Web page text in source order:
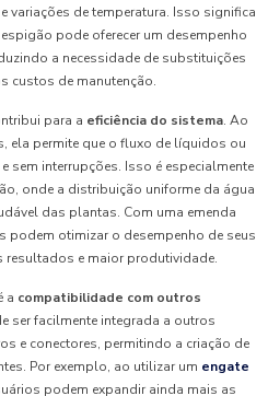
variações de temperatura. Isso significa
pode oferecer um desempenho
a necessidade de substituições
custos de manutenção.
para a eficiência do sistema. Ao
ela permite que o fluxo de líquidos ou
sem interrupções. Isso é especialmente
onde a distribuição uniforme da água
das plantas. Com uma emenda
podem otimizar o desempenho de seus
resultados e maior produtividade.
a compatibilidade com outros
ser facilmente integrada a outros
e conectores, permitindo a criação de
Por exemplo, ao utilizar um engate
podem expandir ainda mais as